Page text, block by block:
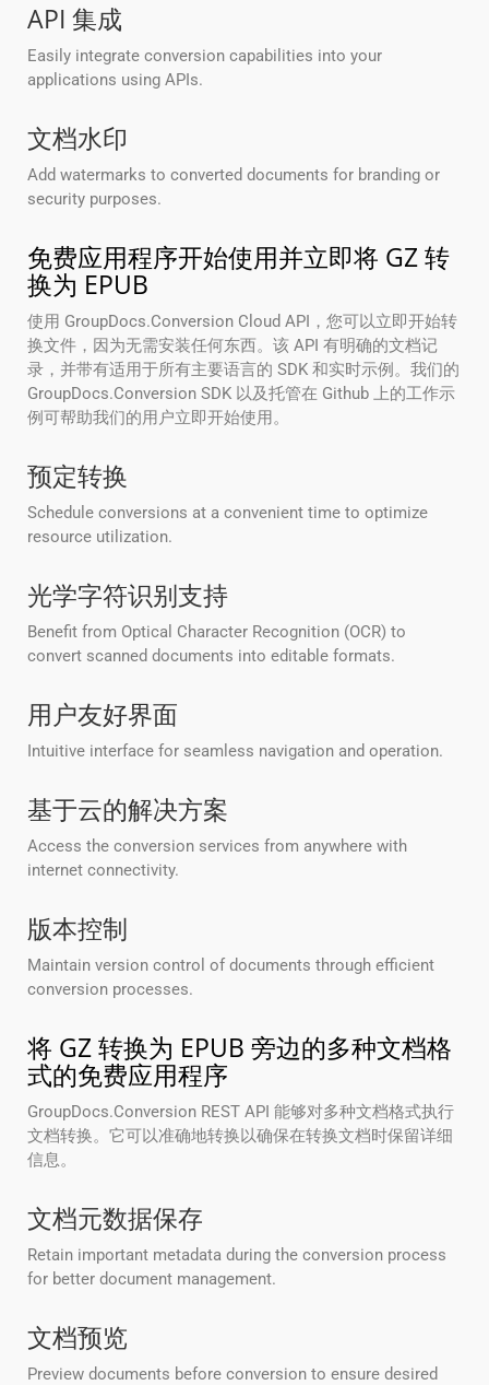
API 集成
Easily integrate conversion capabilities into your
applications using APIs.
文档水印
Add watermarks to converted documents for branding or
security purposes.
免费应用程序开始使用并立即将 GZ 转
换为 EPUB
使用 GroupDocs.Conversion Cloud API，您可以立即开始转
换文件，因为无需安装任何东西。该 API 有明确的文档记
录，并带有适用于所有主要语言的 SDK 和实时示例。我们的
GroupDocs.Conversion SDK 以及托管在 Github 上的工作示
例可帮助我们的用户立即开始使用。
预定转换
Schedule conversions at a convenient time to optimize
resource utilization.
光学字符识别支持
Benefit from Optical Character Recognition (OCR) to
convert scanned documents into editable formats.
用户友好界面
Intuitive interface for seamless navigation and operation.
基于云的解决方案
Access the conversion services from anywhere with
internet connectivity.
版本控制
Maintain version control of documents through efficient
conversion processes.
将 GZ 转换为 EPUB 旁边的多种文档格
式的免费应用程序
GroupDocs.Conversion REST API 能够对多种文档格式执行
文档转换。它可以准确地转换以确保在转换文档时保留详细
信息。
文档元数据保存
Retain important metadata during the conversion process
for better document management.
文档预览
Preview documents before conversion to ensure desired